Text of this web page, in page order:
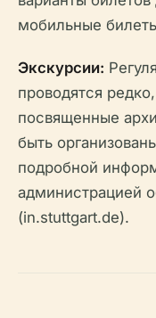
мобильные
Экскурсии:
проводятся
посвященные
быть
подробной
администрацией
(in.stuttgart.de).